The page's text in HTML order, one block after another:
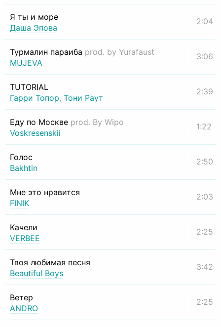
Я ты и море
Даша Эпова
2:04
Турмалин параиба prod. by Yurafaust
MUJEVA
3:06
TUTORIAL
Гарри Топор, Тони Раут
2:39
Еду по Москве prod. By Wipo
Voskresenskii
1:22
Голос
Bakhtin
2:50
Мне это нравится
FINIK
2:03
Качели
VERBEE
2:25
Твоя любимая песня
Beautiful Boys
3:42
Ветер
ANDRO
2:25